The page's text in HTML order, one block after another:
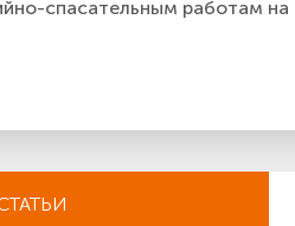
спасательным работам